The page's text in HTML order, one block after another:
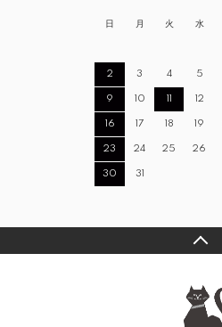
日 月 火 水
2 3 4 5
9 10 11 12
16 17 18 19
23 24 25 26
30 31